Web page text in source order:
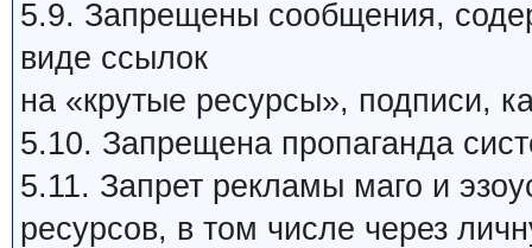
5.9. Запрещены сообщения,
виде ссылок
на «крутые ресурсы», подписи,
5.10. Запрещена пропаганда
5.11. Запрет рекламы маго и
ресурсов, в том числе через